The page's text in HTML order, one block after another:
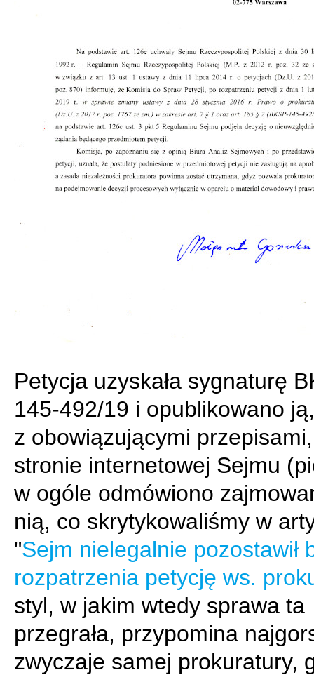
Petycja uzyskała sygnaturę
145-492/19 i opublikowano
z obowiązującymi
stronie internetowej Sejmu
w ogóle odmówiono
nią, co skrytykowaliśmy w
"Sejm nielegalnie pozostawił
rozpatrzenia petycję ws.
styl, w jakim wtedy sprawa ta
przegrała, przypomina
zwyczaje samej prokuratury,